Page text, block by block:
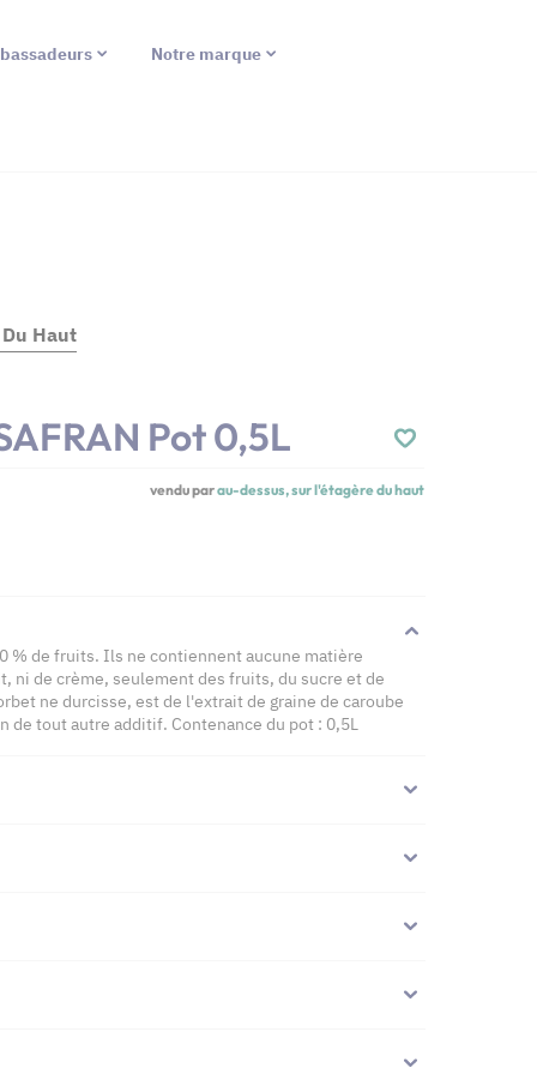
Notre marque
Haut
Pot 0,5L
vendu parau-dessus, sur l'étagère du haut
% de fruits. Ils ne contiennent aucune matière
ni de crème, seulement des fruits, du sucre et de
ne durcisse, est de l'extrait de graine de caroube
de tout autre additif. Contenance du pot : 0,5L